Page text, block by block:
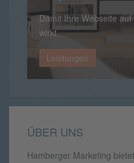
Damit Ihre Webseite
wirkt.
Leistungen
ÜBER UNS
Hamberger Marketing